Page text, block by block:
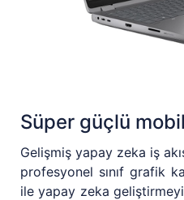
Süper güçlü
Gelişmiş yapay zeka iş
profesyonel sınıf grafik
ile yapay zeka geliştirmeyi